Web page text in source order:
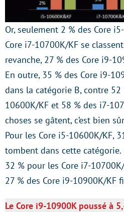
Or, seulement 2 % des Core
Core i7-10700K/KF se
revanche, 27 % des Core i9-
En outre, 35 % des Core i9-
dans la catégorie B, contre 52
10600K/KF et 58 % des i7-
choses se gâtent, c’est bien
Pour les Core i5-10600K/KF,
tombent dans cette
32 % pour les Core i7-
27 % des Core i9-10900K/KF
Le Core i9-10900K poussé à